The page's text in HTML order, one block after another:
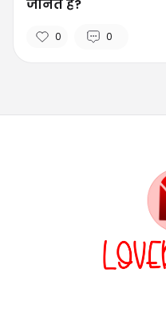
जानते हैं?
0 0